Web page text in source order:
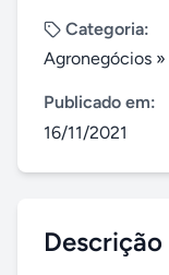
Categoria:
Agronegócios »
Publicado em:
16/11/2021
Descrição